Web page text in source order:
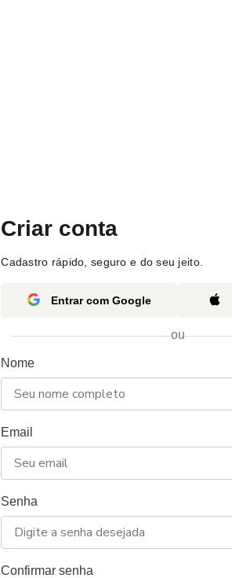
Criar conta
Cadastro rápido, seguro e do seu jeito.
Entrar com Google
ou
Nome
Email
Senha
Confirmar senha